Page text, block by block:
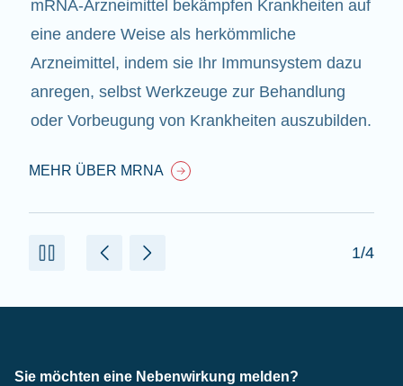
mRNA-Arzneimittel bekämpfen Krankheiten auf
eine andere Weise als herkömmliche
Arzneimittel, indem sie Ihr Immunsystem dazu
anregen, selbst Werkzeuge zur Behandlung
oder Vorbeugung von Krankheiten auszubilden.
MEHR ÜBER MRNA
1/4
Sie möchten eine Nebenwirkung melden?